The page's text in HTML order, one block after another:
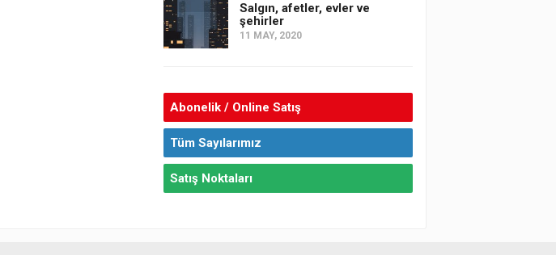
Salgın, afetler, evler ve
şehirler
11 MAY, 2020
Abonelik / Online Satış
Tüm Sayılarımız
Satış Noktaları